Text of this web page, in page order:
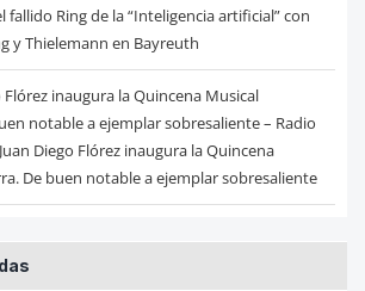
fallido Ring de la “Inteligencia artificial” con
y Thielemann en Bayreuth
Flórez inaugura la Quincena Musical
notable a ejemplar sobresaliente – Radio
Diego Flórez inaugura la Quincena
De buen notable a ejemplar sobresaliente